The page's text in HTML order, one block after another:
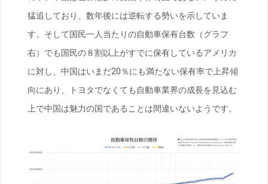
猛追しており、数年後には逆転する勢いを示していま
す。そして国民一人当たりの自動車保有台数（グラフ
右）でも国民の８割以上がすでに保有しているアメリカ
に対し、中国はいまだ20％にも満たない保有率で上昇傾
向にあり、トヨタでなくても自動車業界の成長を見込む
上で中国は魅力の国であることは間違いないようです。